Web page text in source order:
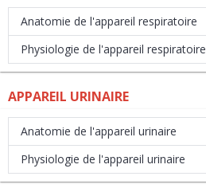
Anatomie de l'appareil respiratoire
Physiologie de l'appareil respiratoire
APPAREIL URINAIRE
Anatomie de l'appareil urinaire
Physiologie de l'appareil urinaire